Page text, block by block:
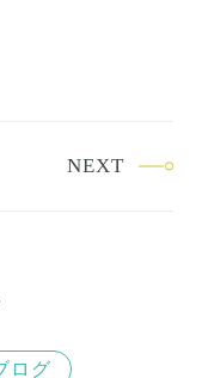
NEXT
ログ